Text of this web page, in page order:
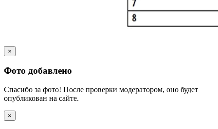
×
Фото добавлено
Спасибо за фото! После проверки модератором, оно будет
опубликован на сайте.
×